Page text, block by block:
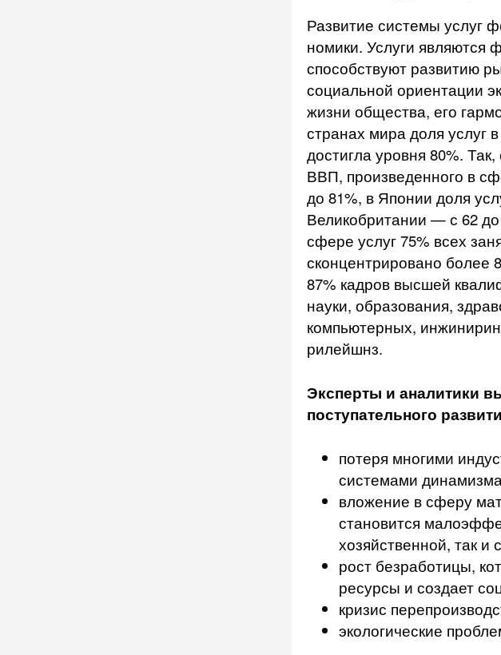
Развитие системы услуг
номики. Услуги являются
способствуют развитию
социальной ориен­тации
жизни общества, его
странах мира доля услуг
достигла уровня 80%.
ВВП, произведенного в
до 81%, в Японии доля
Великобритании — с 62
сфере услуг 75% всех
сконцентрировано более
87% кадров высшей
науки, образования,
компьютерных,
рилейшнз.
Эксперты и аналитики
поступатель­ного
потеря многими
системами динамизма
вложение в сферу
становится
хозяйственной, так и
рост безработицы,
ресурсы и создает
кризис
экологические